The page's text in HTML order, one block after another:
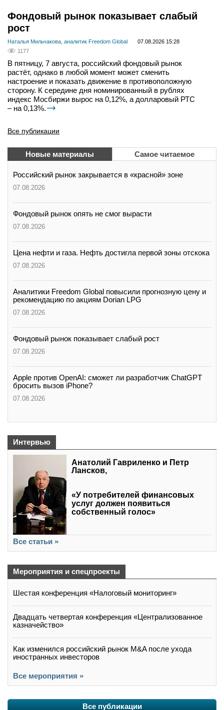
Фондовый рынок показывает слабый
рост
Наталья Мильчакова, аналитик Freedom Global
07.08.2026 15:28
1177
В пятницу, 7 августа, российский фондовый рынок
растёт, однако в любой момент может сменить
настроение и показать движение в противоположную
сторону. К середине дня номинированный в рублях
индекс Мосбиржи вырос на 0,12%, а долларовый РТС
– на 0,13%.
Все публикации
Новые материалы Самое читаемое
Российский рынок закрывается в «красной» зоне
07.08.2026
Фондовый рынок опять не смог вырасти
07.08.2026
Цена нефти и газа. Нефть достигла первой зоны отскока
07.08.2026
Аналитики Freedom Global повысили прогнозную цену и
рекомендацию по акциям Dorian LPG
07.08.2026
Фондовый рынок показывает слабый рост
07.08.2026
Apple против OpenAI: сможет ли разработчик ChatGPT
бросить вызов iPhone?
07.08.2026
Интервью
Анатолий Гавриленко и Петр
Лансков,
«У потребителей финансовых
услуг должен появиться
собственный голос»
Все статьи »
Мероприятия и спецпроекты
Шестая конференция «Налоговый мониторинг»
Двадцать четвертая конференция «Централизованное
казначейство»
Как изменился российский рынок M&A после ухода
иностранных инвесторов
Все мероприятия »
Все публикации